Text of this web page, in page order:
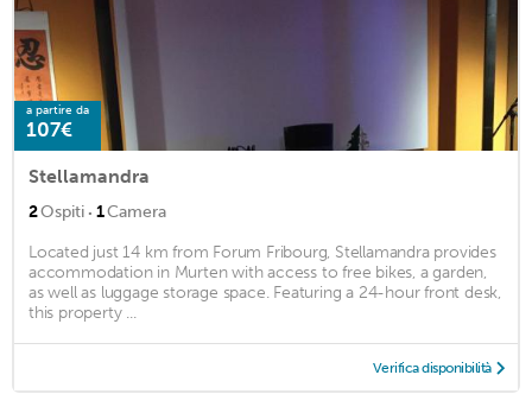
a partire da
107€
Stellamandra
2Ospiti · 1Camera
Located just 14 km from Forum Fribourg, Stellamandra provides
accommodation in Murten with access to free bikes, a garden,
as well as luggage storage space. Featuring a 24-hour front desk,
this property ...
Verifica disponibilità